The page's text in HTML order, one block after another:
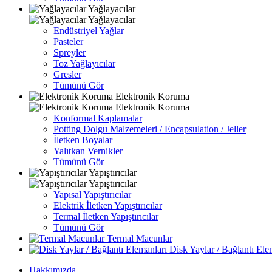
Yağlayacılar
Yağlayacılar
Endüstriyel Yağlar
Pasteler
Spreyler
Toz Yağlayıcılar
Gresler
Tümünü Gör
Elektronik Koruma
Elektronik Koruma
Konformal Kaplamalar
Potting Dolgu Malzemeleri / Encapsulation / Jeller
İletken Boyalar
Yalıtkan Vernikler
Tümünü Gör
Yapıştırıcılar
Yapıştırıcılar
Yapısal Yapıştırıcılar
Elektrik İletken Yapıştırıcılar
Termal İletken Yapıştırıcılar
Tümünü Gör
Termal Macunlar
Disk Yaylar / Bağlantı
Hakkımızda